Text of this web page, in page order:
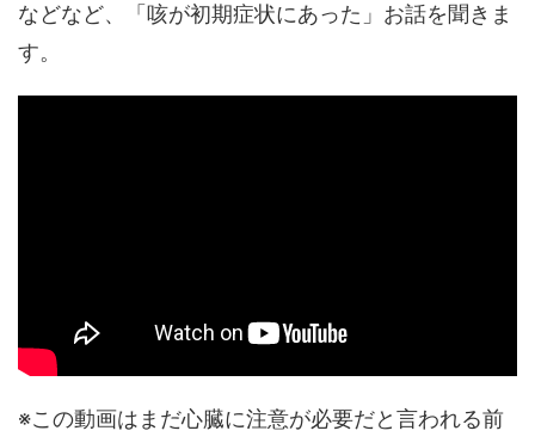
などなど、「咳が初期症状にあった」お話を聞きま
す。
※この動画はまだ心臓に注意が必要だと言われる前